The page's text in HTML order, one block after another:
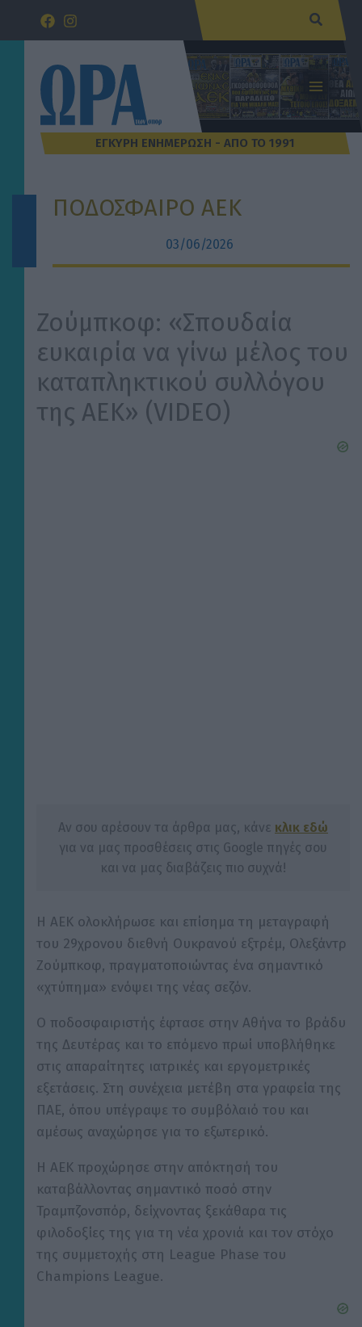
Μετάβαση
ΠΟΔΟΣΦΑΙΡΟ ΑΕΚ
03/06/2026
Ζούμπκοφ: «Σπουδαία
ευκαιρία να γίνω μέλος του
καταπληκτικού συλλόγου
της ΑΕΚ» (VIDEO)
Αν σου αρέσουν τα άρθρα μας, κάνε κλικ εδώ
για να μας προσθέσεις στις Google πηγές σου
και να μας διαβάζεις πιο συχνά!
Η ΑΕΚ ολοκλήρωσε και επίσημα τη μεταγραφή
του 29χρονου διεθνή Ουκρανού εξτρέμ, Ολεξάντρ
Ζούμπκοφ, πραγματοποιώντας ένα σημαντικό
«χτύπημα» ενόψει της νέας σεζόν.
Ο ποδοσφαιριστής έφτασε στην Αθήνα το βράδυ
της Δευτέρας και το επόμενο πρωί υποβλήθηκε
στις απαραίτητες ιατρικές και εργομετρικές
εξετάσεις. Στη συνέχεια μετέβη στα γραφεία της
ΠΑΕ, όπου υπέγραψε το συμβόλαιό του και
αμέσως αναχώρησε για το εξωτερικό.
Η ΑΕΚ προχώρησε στην απόκτησή του
καταβάλλοντας σημαντικό ποσό στην
Τραμπζονσπόρ, δείχνοντας ξεκάθαρα τις
φιλοδοξίες της για τη νέα χρονιά και τον στόχο
της συμμετοχής στη League Phase του
Champions League.